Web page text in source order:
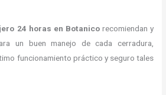
24 horas en Botanico recomiendan y
un buen manejo de cada cerradura,
funcionamiento práctico y seguro tales